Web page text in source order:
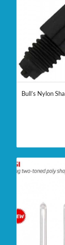
Bull’s Nylon